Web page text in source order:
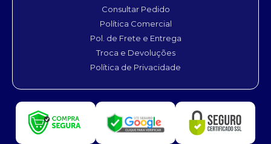
Consultar Pedido
Política Comercial
Pol. de Frete e Entrega
Troca e Devoluções
Política de Privacidade